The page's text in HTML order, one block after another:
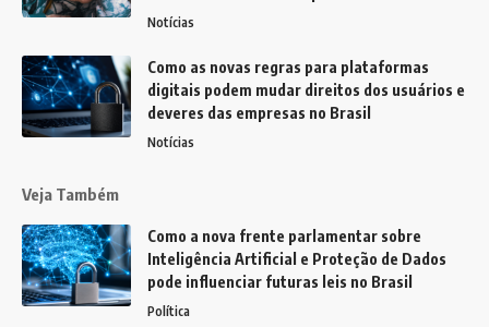
Notícias
Como as novas regras para plataformas
digitais podem mudar direitos dos usuários e
deveres das empresas no Brasil
Notícias
Veja Também
Como a nova frente parlamentar sobre
Inteligência Artificial e Proteção de Dados
pode influenciar futuras leis no Brasil
Política